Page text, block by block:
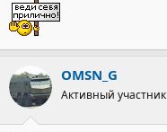
OMSN_G
Активный участник